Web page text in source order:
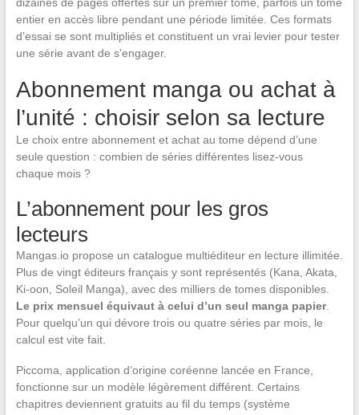
dizaines de pages offertes sur un premier tome, parfois un tome
entier en accès libre pendant une période limitée. Ces formats
d’essai se sont multipliés et constituent un vrai levier pour tester
une série avant de s’engager.
Abonnement manga ou achat à
l’unité : choisir selon sa lecture
Le choix entre abonnement et achat au tome dépend d’une
seule question : combien de séries différentes lisez-vous
chaque mois ?
L’abonnement pour les gros
lecteurs
Mangas.io propose un catalogue multiéditeur en lecture illimitée.
Plus de vingt éditeurs français y sont représentés (Kana, Akata,
Ki-oon, Soleil Manga), avec des milliers de tomes disponibles.
Le prix mensuel équivaut à celui d’un seul manga papier.
Pour quelqu’un qui dévore trois ou quatre séries par mois, le
calcul est vite fait.
Piccoma, application d’origine coréenne lancée en France,
fonctionne sur un modèle légèrement différent. Certains
chapitres deviennent gratuits au fil du temps (système